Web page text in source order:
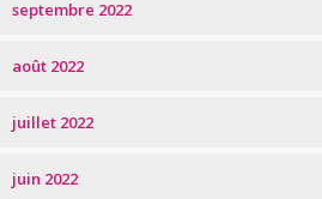
septembre 2022
août 2022
juillet 2022
juin 2022